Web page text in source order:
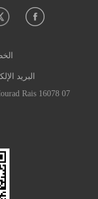
البريد
07 Cooperative El Fath Said Hamdine Bir Mourad Rais 16078